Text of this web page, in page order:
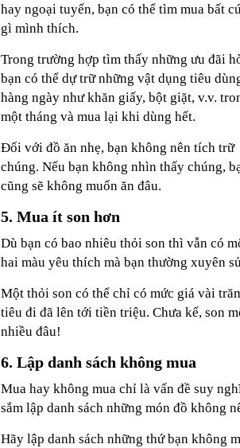
hay ngoại tuyến, bạn có thể tìm mua bất
gì mình thích.
Trong trường hợp tìm thấy những ưu đãi
bạn có thể dự trữ những vật dụng tiêu
hàng ngày như khăn giấy, bột giặt, v.v.
một tháng và mua lại khi dùng hết.
Đối với đồ ăn nhẹ, bạn không nên tích trữ
chúng. Nếu bạn không nhìn thấy chúng,
cũng sẽ không muốn ăn đâu.
5. Mua ít son hơn
Dù bạn có bao nhiêu thỏi son thì vẫn có
hai màu yêu thích mà bạn thường xuyên
Một thỏi son có thể chỉ có mức giá vài
tiêu đi đã lên tới tiền triệu. Chưa kể, son
nhiều đâu!
6. Lập danh sách không mua
Mua hay không mua chỉ là vấn đề suy
sắm lập danh sách những món đồ không
Hãy lập danh sách những thứ bạn không